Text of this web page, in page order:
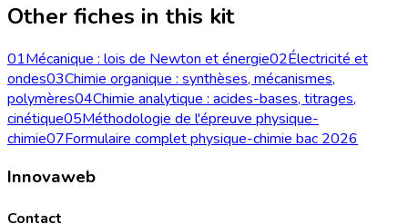
Other fiches in this kit
01Mécanique : lois de Newton et énergie02Électricité et
ondes03Chimie organique : synthèses, mécanismes,
polymères04Chimie analytique : acides-bases, titrages,
cinétique05Méthodologie de l'épreuve physique-
chimie07Formulaire complet physique-chimie bac 2026
Innovaweb
Contact